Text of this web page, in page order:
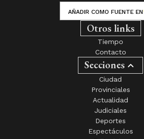
AÑADIR COMO FUENTE EN
Otros links
Tiempo
Contacto
Secciones
Ciudad
Provinciales
Actualidad
Judiciales
Deportes
Espectáculos